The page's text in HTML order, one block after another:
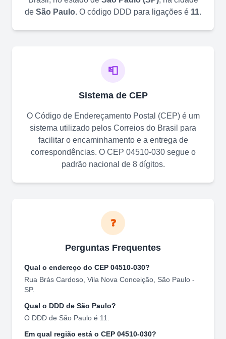
de São Paulo. O código DDD para ligações é 11.
📮
Sistema de CEP
O Código de Endereçamento Postal (CEP) é um
sistema utilizado pelos Correios do Brasil para
facilitar o encaminhamento e a entrega de
correspondências. O CEP 04510-030segue o
padrão nacional de 8 dígitos.
❓
Perguntas Frequentes
Qual o endereço do CEP 04510-030?
Rua Brás Cardoso Vila Nova Conceição São Paulo -
SP.
Qual o DDD de São Paulo?
O DDD de São Paulo é 11
Em qual região está o CEP 04510-030?